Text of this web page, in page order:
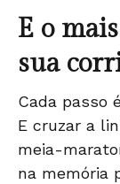
E o
sua
Cada passo
E cruzar a
meia-
na memória